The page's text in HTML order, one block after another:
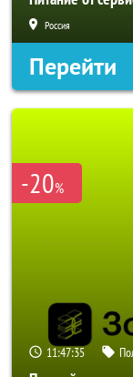
Россия
Перейти
-20%
11:47:33